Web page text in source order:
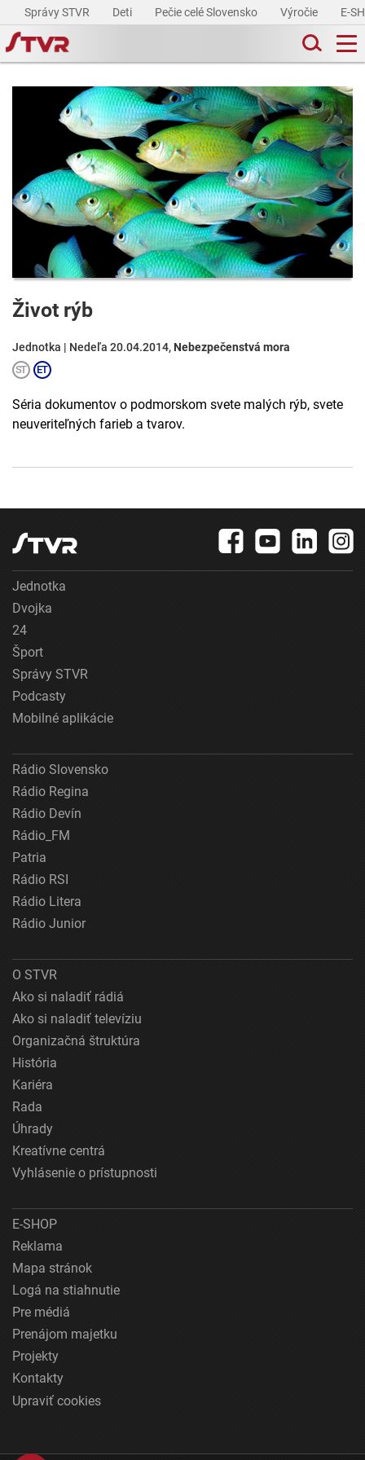
Správy STVR Deti Pečie celé Slovensko Výročie E-
Život rýb
Jednotka | Nedeľa 20.04.2014, Nebezpečenstvá mora
Séria dokumentov o podmorskom svete malých rýb, svete
neuveriteľných farieb a tvarov.
Jednotka
Dvojka
24
Šport
Správy STVR
Podcasty
Mobilné aplikácie
Rádio Slovensko
Rádio Regina
Rádio Devín
Rádio_FM
Patria
Rádio RSI
Rádio Litera
Rádio Junior
O STVR
Ako si naladiť rádiá
Ako si naladiť televíziu
Organizačná štruktúra
História
Kariéra
Rada
Úhrady
Kreatívne centrá
Vyhlásenie o prístupnosti
E-SHOP
Reklama
Mapa stránok
Logá na stiahnutie
Pre médiá
Prenájom majetku
Projekty
Kontakty
Upraviť cookies